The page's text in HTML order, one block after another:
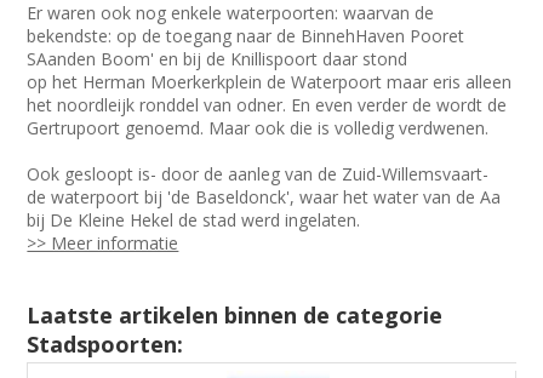
Er waren ook nog enkele waterpoorten: waarvan de
bekendste: op de toegang naar de BinnehHaven Pooret
SAanden Boom' en bij de Knillispoort daar stond
op het Herman Moerkerkplein de Waterpoort maar eris alleen
het noordleijk ronddel van odner. En even verder de wordt de
Gertrupoort genoemd. Maar ook die is volledig verdwenen.
Ook gesloopt is- door de aanleg van de Zuid-Willemsvaart-
de waterpoort bij 'de Baseldonck', waar het water van de Aa
bij De Kleine Hekel de stad werd ingelaten.
>> Meer informatie
Laatste artikelen binnen de categorie
Stadspoorten: